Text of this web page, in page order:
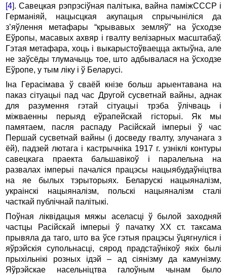
[4]. Савецкая рэпрэсіўная палітыка, вайна паміжСССР і
Германіяй, нацысцкая акупацыя спрычыніліся да
з’яўлення метафары “крывавых земляў” на ўсходзе
Еўропы, масавых ахвяр і гвалту велізарных масштабаў.
Гэтая метафара, хоць і выкарыстоўваецца актыўна, але
не заўсёды тлумачыць тое, што адбывалася на ўсходзе
Еўропе, у тым ліку і ў Беларусі.
Іна Герасімава ў сваёй кнізе больш арыентавана на
паказ сітуацыі пад час Другой сусветнай вайны, аднак
для разумення гэтай сітуацыі трэба ўлічваць і
міжваенны перыяд еўрапейскай гісторыі. Як мы
памятаем, пасля распаду Расійскай імперыі ў час
Першай сусветнай вайны (і досведу гвалту, злучанага з
ёй), падзей лютага і кастрычніка 1917 г. узніклі контуры
савецкага праекта бальшавікоў і паралельна на
развалах імперыі пачаліся працэсы нацыябудаўніцтва
на яе былых тэрыторыях. Беларускі нацыяналізм,
украінскі нацыяналізм, польскі нацыяналізм сталі
часткай публічнай палітыкі.
Поўная ліквідацыя мяжы аселасці ў былой заходняй
частцы Расійскай імперыі ў пачатку ХХ ст. таксама
прывяла да таго, што ва ўсе гэтыя працэсы ўцягнуліся і
яўрэйскія супольнасці, сярод прадстаўнікоў якіх былі
прыхільнікі розных ідэй – ад сіянізму да камунізму.
Яўрэйскае насельніцтва галоўным чынам было